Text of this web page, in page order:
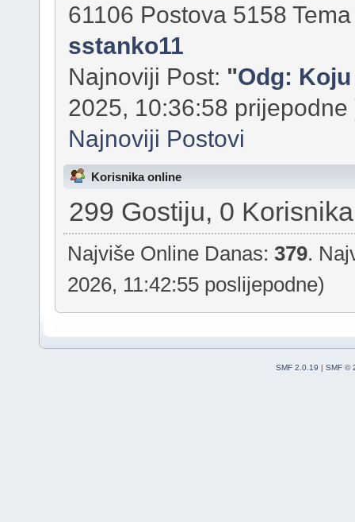
61106 Postova 5158
sstanko11
Najnoviji Post: "Odg:
2025, 10:36:58 prijepodne
Najnoviji Postovi
Korisnika online
299 Gostiju, 0 Korisnika
Najviše Online Danas:379.
2026, 11:42:55 poslijepodne)
SMF 2.0.19
SMF ©